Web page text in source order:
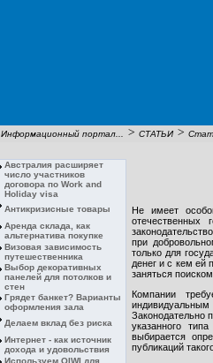
Информационный портал... > СТАТЬИ >
Австралия расширяет
число участников
договора по Work and
Holiday visa
Антикризисные товары
Аренда склада, как
альтернатива покупке
Визовая зависимость
путешественника
Выбор декоративных
панелей для потолков и
стен
Грядет банкет? Варианты
оформления зала
Делаем вклад без риска
Интернет - как источник
дохода и удовольствия
Используем QIWI для
Не имеет
отечественных
при
только для
денег и с кем ей
заняться
Компании
Законодательно
указанного
выбирается
публикаций